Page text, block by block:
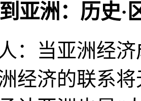
亚洲：历史·
：当亚洲经
经济的联系